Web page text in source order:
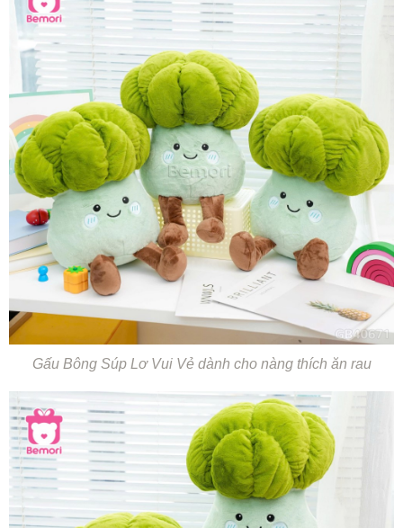
Gấu Bông Súp Lơ Vui Vẻ dành cho nàng thích ăn rau